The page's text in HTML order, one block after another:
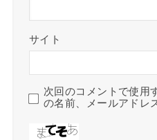
サイト
次回のコメントで使用
の名前、メールアドレ